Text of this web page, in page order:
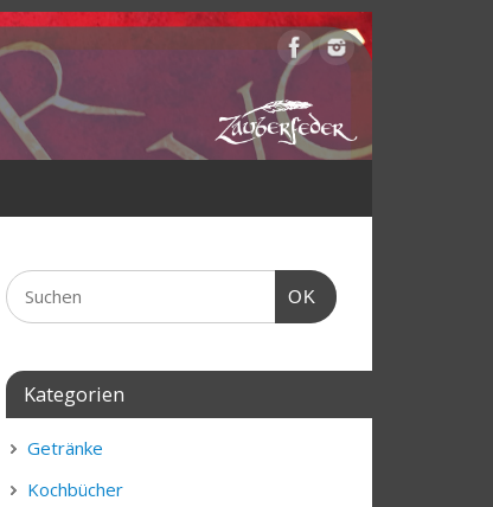
OK
Kategorien
Getränke
Kochbücher